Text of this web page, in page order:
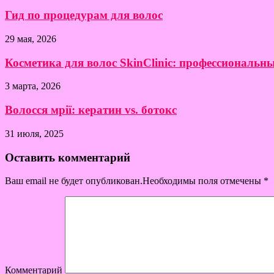
Гид по процедурам для волос
29 мая, 2026
Косметика для волос SkinClinic:
3 марта, 2026
Волосся мрії: кератин vs. ботокс
31 июля, 2025
Оставить комментарий
Ваш email не будет опубликован.Необходимы поля отмечены *
Комментарий